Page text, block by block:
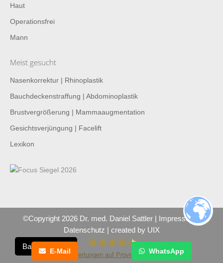
Barrierefreiheit
E-Mail WhatsApp
Haut
Operationsfrei
Mann
Meist gesucht
Nasenkorrektur | Rhinoplastik
Bauchdeckenstraffung | Abdominoplastik
Brustvergrößerung | Mammaaugmentation
Gesichtsverjüngung | Facelift
Lexikon
©Copyright 2026 Dr. med. Daniel Sattler | Impressum
|
Datenschutz | created by UIX
230Bewertungen auf ProvenExpert.com